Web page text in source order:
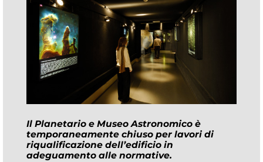
Il Planetario e Museo Astronomico è
temporaneamente chiuso per lavori di
riqualificazione dell’edificio in
adeguamento alle normative.